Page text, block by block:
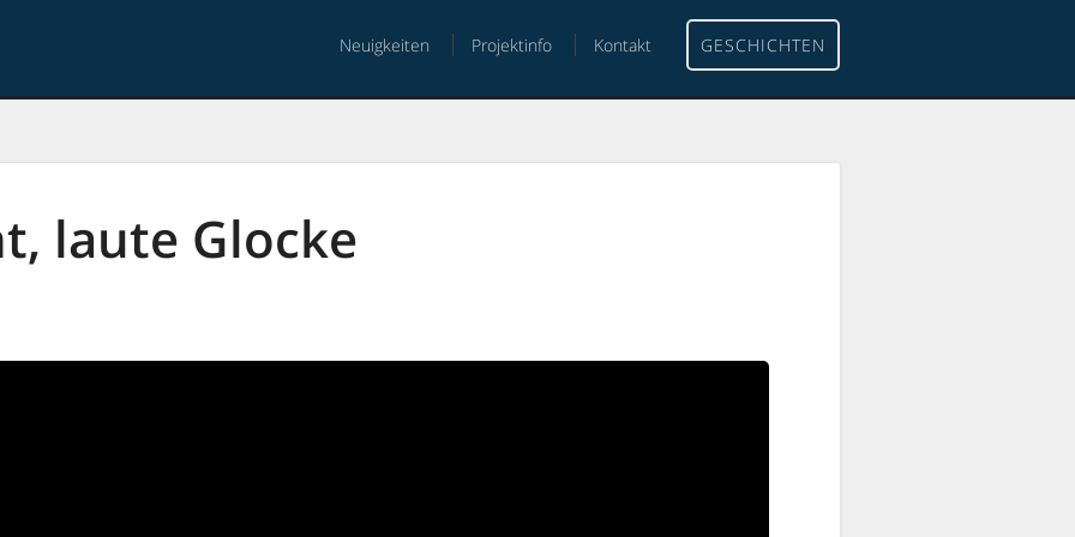
Neuigkeiten Projektinfo Kontakt GESCHICHTEN
laute Glocke